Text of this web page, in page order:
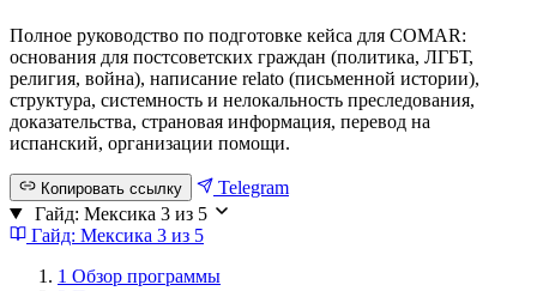
Полное руководство по подготовке кейса для COMAR:
основания для постсоветских граждан (политика, ЛГБТ,
религия, война), написание relato (письменной истории),
структура, системность и нелокальность преследования,
доказательства, страновая информация, перевод на
испанский, организации помощи.
Копировать ссылку
Telegram
Гайд: Мексика 3 из 5
Гайд: Мексика 3 из 5
1 Обзор программы